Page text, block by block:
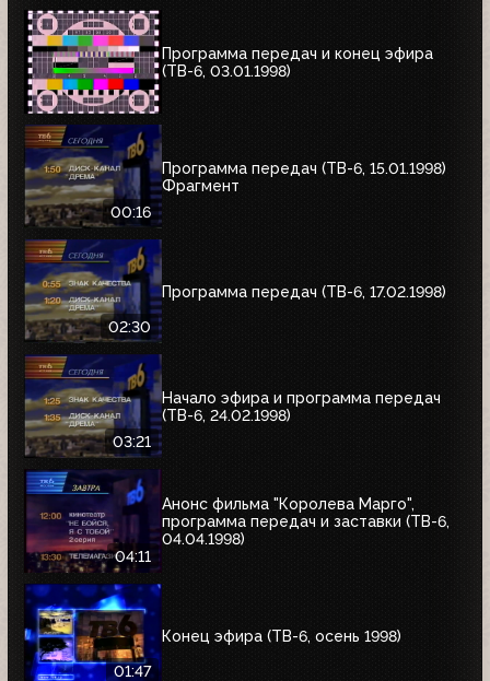
Программа передач и конец эфира
(ТВ-6, 03.01.1998)
00:16
Программа передач (ТВ-6, 15.01.1998)
Фрагмент
02:30
Программа передач (ТВ-6, 17.02.1998)
03:21
Начало эфира и программа передач
(ТВ-6, 24.02.1998)
04:11
Анонс фильма "Королева Марго",
программа передач и заставки (ТВ-6,
04.04.1998)
01:47
Конец эфира (ТВ-6, осень 1998)